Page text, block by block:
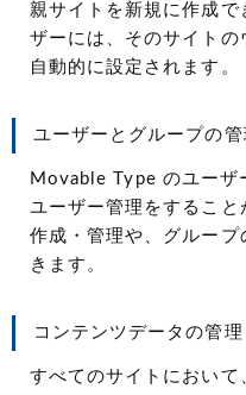
親サイトを新規に作成で
ザーには、そのサイト
自動的に設定されます。
ユーザーとグループの管
Movable Type のユーザ
ユーザー管理をするこ
作成・管理や、グルー
きます。
コンテンツデータの管理
すべてのサイトにおい